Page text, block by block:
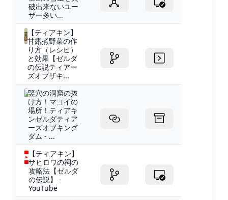
破出来ないユー
ザー多い...
【ティアキン】
甘露煮野菜の作
り方（レシピ）
と効果【ゼルダ
の伝説ティアー
ズオブザキ...
竪穴の洞窟の抜
け方！マヨイの
場所！ティアキ
ンゼルダティア
ーズオブキング
ダム - ...
【ティアキン】
サヒロワの祠の
攻略法【ゼルダ
の伝説】 -
YouTube